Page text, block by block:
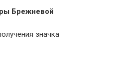
Брежневой
значка